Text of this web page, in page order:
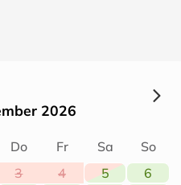
2026
Do Fr Sa
So
3 4 5
6